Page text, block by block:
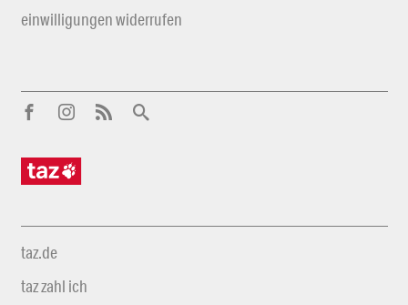
einwilligungen widerrufen
taz.de
taz zahl ich